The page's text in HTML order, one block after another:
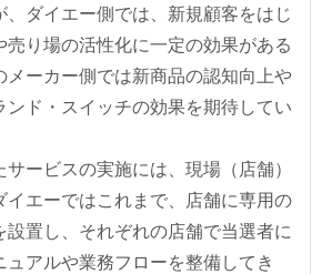
、ダイエー側では、新規顧客をはじ
売り場の活性化に一定の効果がある
メーカー側では新商品の認知向上や
ンド・スイッチの効果を期待してい
ービスの実施には、現場（店舗）
イエーではこれまで、店舗に専用の
設置し、それぞれの店舗で当選者に
ュアルや業務フローを整備してき